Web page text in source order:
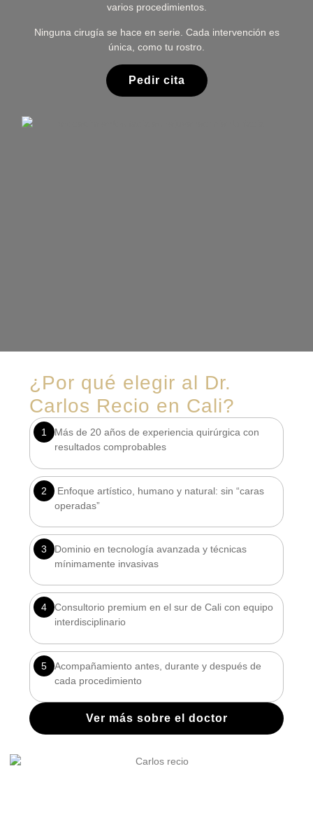
varios procedimientos.
Ninguna cirugía se hace en serie. Cada intervención es
única, como tu rostro.
Pedir cita
¿Por qué elegir al Dr.
Carlos Recio en Cali?
1
Más de 20 años de experiencia quirúrgica con
resultados comprobables
2
Enfoque artístico, humano y natural: sin “caras
operadas”
3
Dominio en tecnología avanzada y técnicas
mínimamente invasivas
4
Consultorio premium en el sur de Cali con equipo
interdisciplinario
5
Acompañamiento antes, durante y después de
cada procedimiento
Ver más sobre el doctor